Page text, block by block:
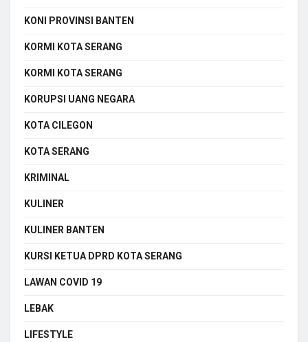
KONI PROVINSI BANTEN
KORMI KOTA SERANG
KORMI KOTA SERANG
KORUPSI UANG NEGARA
KOTA CILEGON
KOTA SERANG
KRIMINAL
KULINER
KULINER BANTEN
KURSI KETUA DPRD KOTA SERANG
LAWAN COVID 19
LEBAK
LIFESTYLE